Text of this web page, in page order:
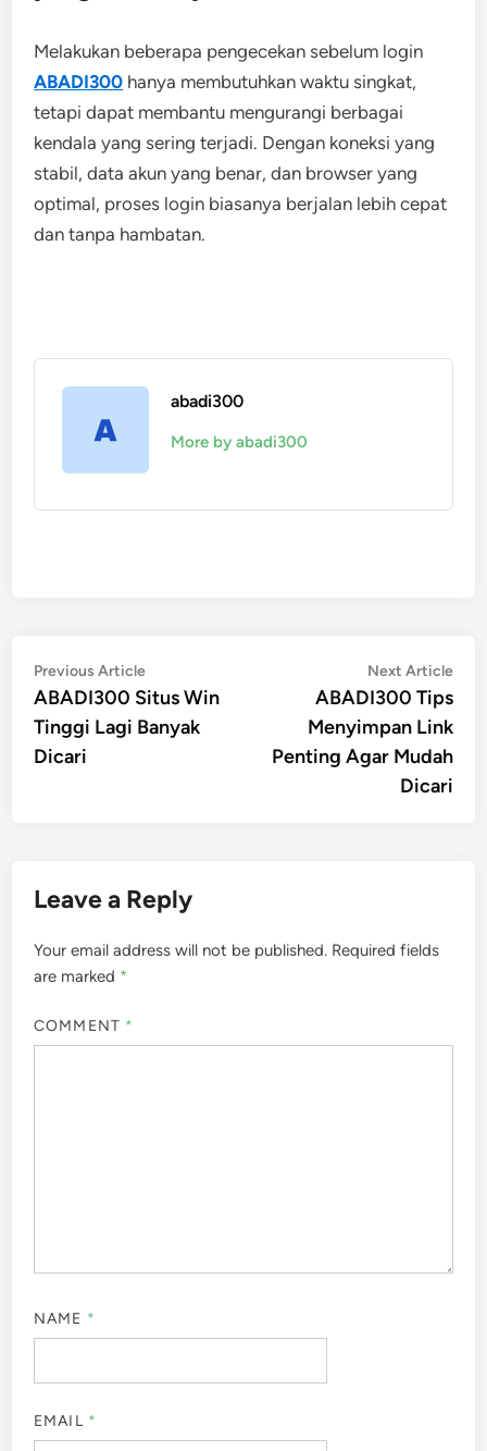
Melakukan beberapa pengecekan sebelum login
ABADI300 hanya membutuhkan waktu singkat,
tetapi dapat membantu mengurangi berbagai
kendala yang sering terjadi. Dengan koneksi yang
stabil, data akun yang benar, dan browser yang
optimal, proses login biasanya berjalan lebih cepat
dan tanpa hambatan.
abadi300
More by abadi300
Post
navigation
Previous ArticlePrevious
article:
ABADI300 Situs Win
Tinggi Lagi Banyak
Dicari
Next Article
ABADI300 Tips
Menyimpan Link
Penting Agar Mudah
Dicari
Leave a Reply
Your email address will not be published. Required fields
are marked *
COMMENT *
NAME *
EMAIL *